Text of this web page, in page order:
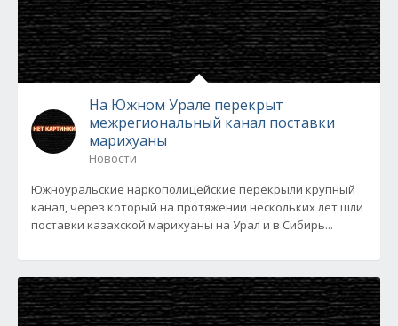
На Южном Урале перекрыт
межрегиональный канал поставки
марихуаны
Новости
Южноуральские наркополицейские перекрыли крупный
канал, через который на протяжении нескольких лет шли
поставки казахской марихуаны на Урал и в Сибирь...